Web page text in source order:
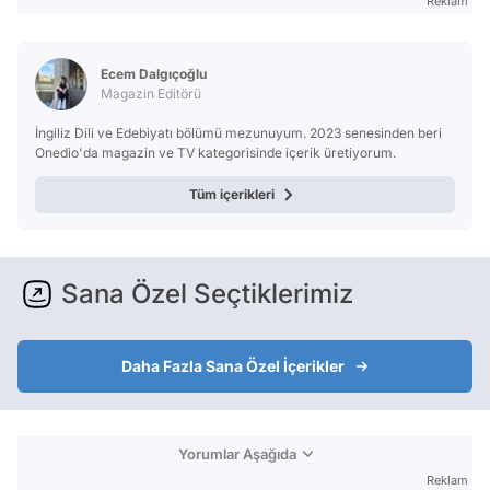
Ecem Dalgıçoğlu
Magazin Editörü
İngiliz Dili ve Edebiyatı bölümü mezunuyum. 2023 senesinden beri
Onedio'da magazin ve TV kategorisinde içerik üretiyorum.
Tüm içerikleri
Sana Özel Seçtiklerimiz
Daha Fazla Sana Özel İçerikler
Yorumlar Aşağıda
Reklam